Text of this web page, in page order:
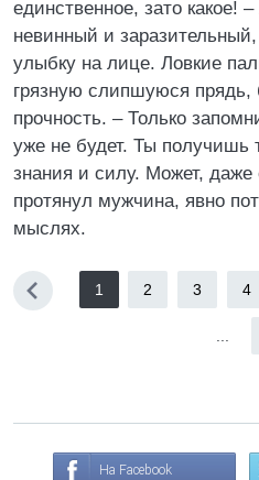
единственное, зато какое!
невинный и
улыбку на лице. Ловкие
грязную слипшуюся прядь,
прочность. – Только
уже не будет. Ты получишь
знания и силу. Может,
протянул мужчина, явно
мыслях.
1 2 3 4
На Facebook